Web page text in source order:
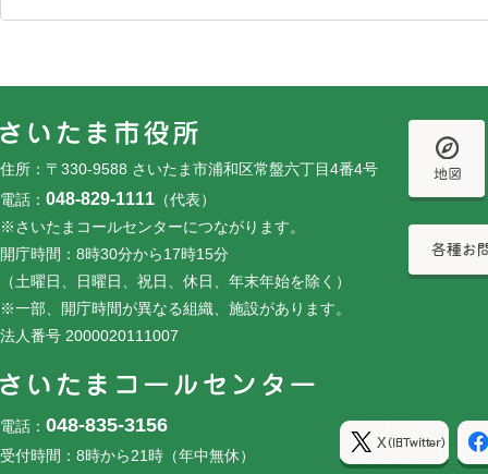
住所：〒330-9588 さいたま市浦和区常盤六丁目4番4号
電話： 048-829-1111 （代表）
※さいたまコールセンターにつながります。
開庁時間：8時30分から17時15分
（土曜日、日曜日、祝日、休日、年末年始を除く）
※一部、開庁時間が異なる組織、施設があります。
法人番号 2000020111007
電話： 048-835-3156
受付時間：8時から21時（年中無休）